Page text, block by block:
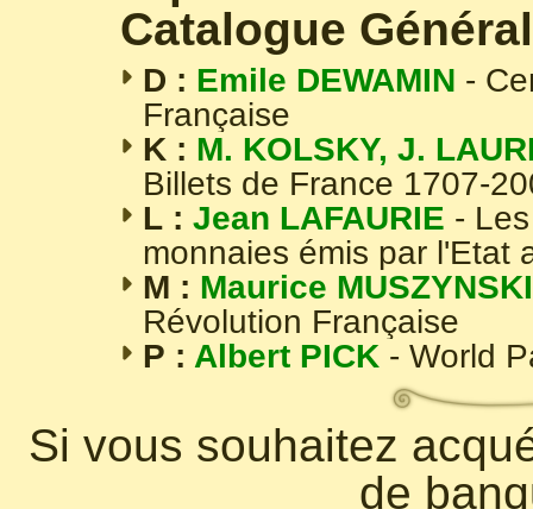
Catalogue
D : Emile DEWAMIN -
Française
K : M. KOLSKY, J.
Billets de France 1707-
L : Jean LAFAURIE -
monnaies émis par l'Etat
M : Maurice MUSZYNSKI
Révolution Française
P : Albert PICK - World
Si vous souhaitez
de